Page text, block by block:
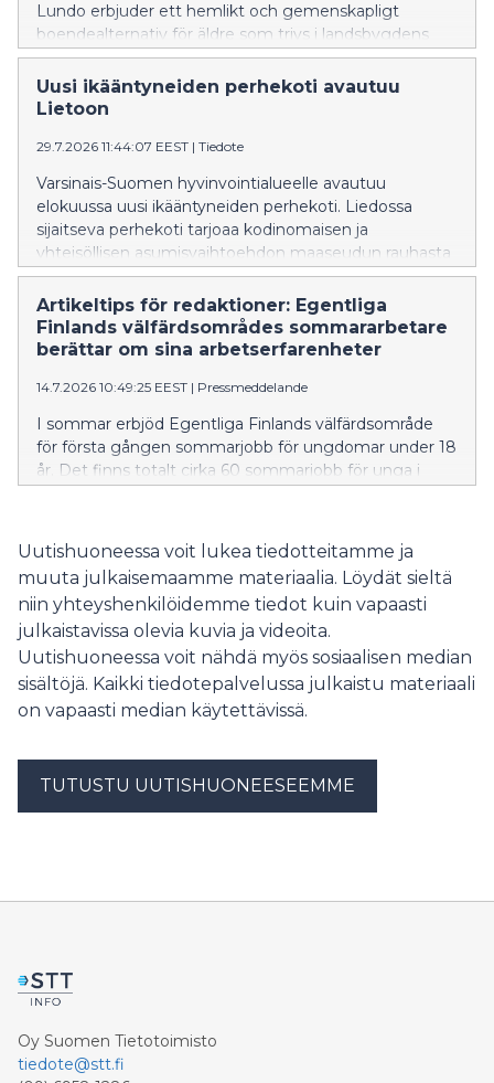
Lundo erbjuder ett hemlikt och gemenskapligt
boendealternativ för äldre som trivs i landsbygdens
lugn och ro.
Uusi ikääntyneiden perhekoti avautuu
Lietoon
29.7.2026 11:44:07 EEST | Tiedote
Varsinais-Suomen hyvinvointialueelle avautuu
elokuussa uusi ikääntyneiden perhekoti. Liedossa
sijaitseva perhekoti tarjoaa kodinomaisen ja
yhteisöllisen asumisvaihtoehdon maaseudun rauhasta
nauttiville ikäihmisille.
Artikeltips för redaktioner: Egentliga
Finlands välfärdsområdes sommararbetare
berättar om sina arbetserfarenheter
14.7.2026 10:49:25 EEST | Pressmeddelande
I sommar erbjöd Egentliga Finlands välfärdsområde
för första gången sommarjobb för ungdomar under 18
år. Det finns totalt cirka 60 sommarjobb för unga i
akutsjukvård runt om i Egentliga Finland.
Uutishuoneessa voit lukea tiedotteitamme ja
muuta julkaisemaamme materiaalia. Löydät sieltä
niin yhteyshenkilöidemme tiedot kuin vapaasti
julkaistavissa olevia kuvia ja videoita.
Uutishuoneessa voit nähdä myös sosiaalisen median
sisältöjä. Kaikki tiedotepalvelussa julkaistu materiaali
on vapaasti median käytettävissä.
TUTUSTU UUTISHUONEESEEMME
Oy Suomen Tietotoimisto
tiedote@stt.fi